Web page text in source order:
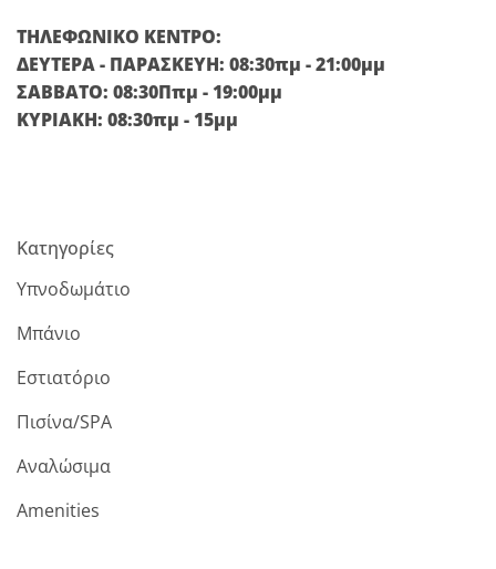
ΤΗΛΕΦΩΝΙΚΟ ΚΕΝΤΡΟ:
ΔΕΥΤΕΡΑ - ΠΑΡΑΣΚΕΥΗ: 08:30πμ - 21:00μμ
ΣΑΒΒΑΤΟ: 08:30Ππμ - 19:00μμ
ΚΥΡΙΑΚΗ: 08:30πμ - 15μμ
Κατηγορίες
Υπνοδωμάτιο
Μπάνιο
Εστιατόριο
Πισίνα/SPA
Αναλώσιμα
Amenities